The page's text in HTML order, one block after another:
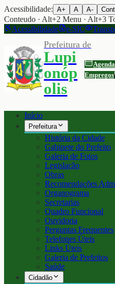
Acessibilidade: A+ A A-
Conteudo · Alt+2 Menu · Alt+3
Acessibilidade
e-SIC
Prefeitura de
Lupi
onóp
olis
Agenda
Empregos
Início
Prefeitura
História da Cidade
Gabinete do Prefeito
Galeria de Fotos
Legislação
Obras
Recomendações
Organograma
Secretarias
Quadro Funcional
Ouvidoria
Perguntas Frequentes
Telefones Úteis
Links Úteis
Galeria de Prefeitos
Saúde
Cidadão